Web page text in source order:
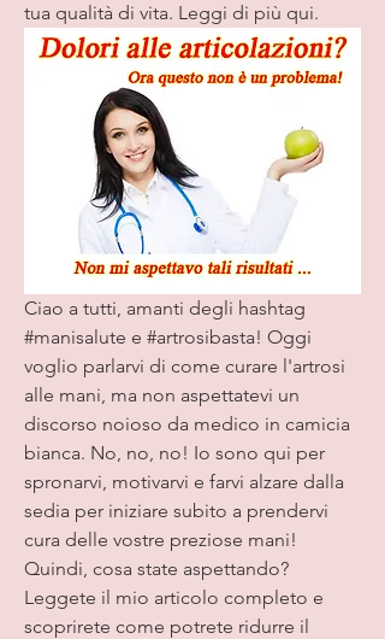
tua qualità di vita. Leggi di più qui.
Ciao a tutti, amanti degli hashtag
#manisalute e #artrosibasta! Oggi
voglio parlarvi di come curare l'artrosi
alle mani, ma non aspettatevi un
discorso noioso da medico in camicia
bianca. No, no, no! Io sono qui per
spronarvi, motivarvi e farvi alzare dalla
sedia per iniziare subito a prendervi
cura delle vostre preziose mani!
Quindi, cosa state aspettando?
Leggete il mio articolo completo e
scoprirete come potrete ridurre il